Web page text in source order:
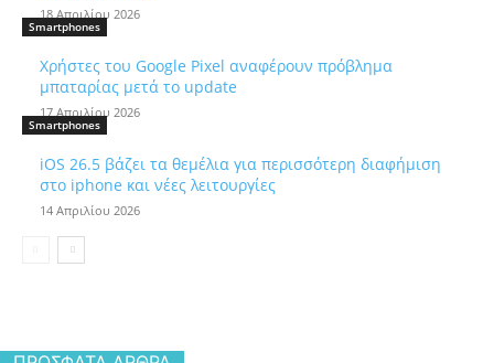
18 Απριλίου 2026
Smartphones
Χρήστες του Google Pixel αναφέρουν πρόβλημα
μπαταρίας μετά το update
17 Απριλίου 2026
Smartphones
iOS 26.5 βάζει τα θεμέλια για περισσότερη διαφήμιση
στο iphone και νέες λειτουργίες
14 Απριλίου 2026